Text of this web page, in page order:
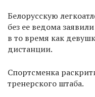
Белорусскую
без ее ведома
в то время как
дистанции.
Спортсменка
тренерского штаба.